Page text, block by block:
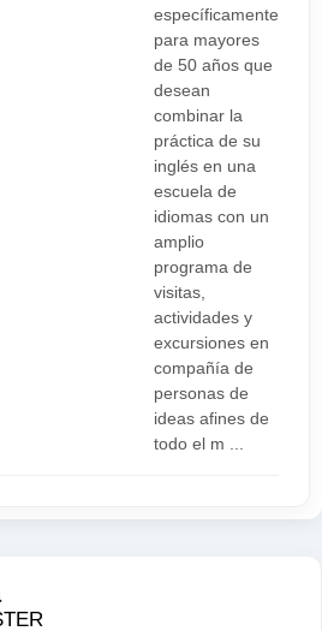
específicamente
para mayores
de 50 años que
desean
combinar la
práctica de su
inglés en una
escuela de
idiomas con un
amplio
programa de
visitas,
actividades y
excursiones en
compañía de
personas de
ideas afines de
todo el m ...